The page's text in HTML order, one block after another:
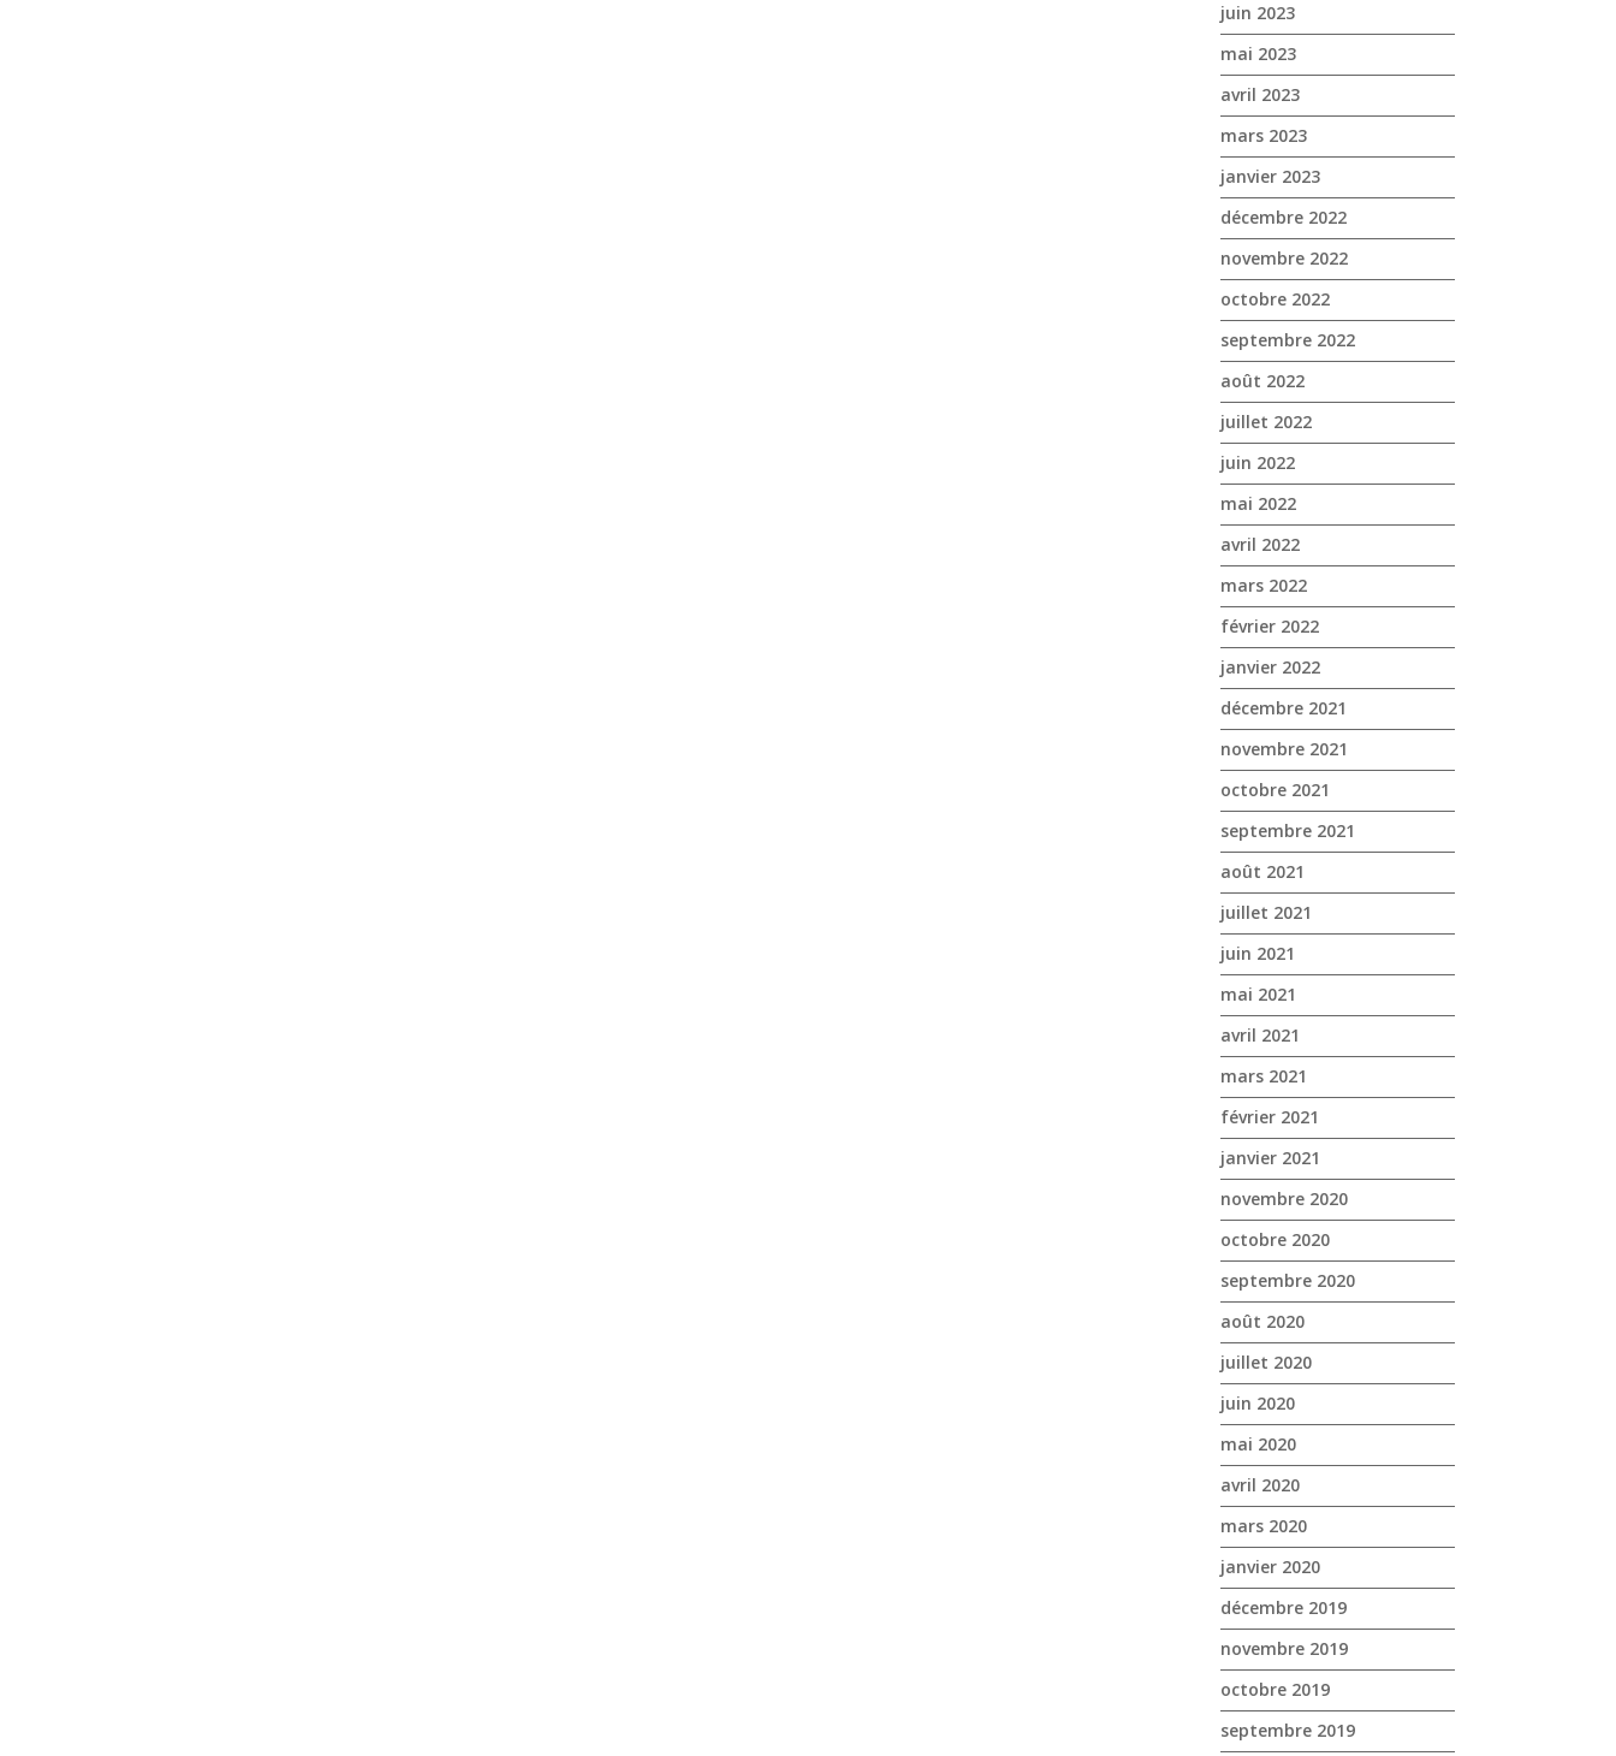
juin 2023
mai 2023
avril 2023
mars 2023
janvier 2023
décembre 2022
novembre 2022
octobre 2022
septembre 2022
août 2022
juillet 2022
juin 2022
mai 2022
avril 2022
mars 2022
février 2022
janvier 2022
décembre 2021
novembre 2021
octobre 2021
septembre 2021
août 2021
juillet 2021
juin 2021
mai 2021
avril 2021
mars 2021
février 2021
janvier 2021
novembre 2020
octobre 2020
septembre 2020
août 2020
juillet 2020
juin 2020
mai 2020
avril 2020
mars 2020
janvier 2020
décembre 2019
novembre 2019
octobre 2019
septembre 2019